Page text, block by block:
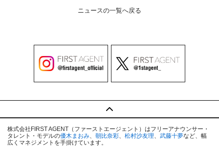
ニュースの一覧へ戻る
株式会社FIRST AGENT（ファーストエージェント）はフリーアナウンサー・
タレント・モデルの優木まおみ、 朝比奈彩、 松村沙友理、 武藤十夢など、幅
広くマネジメントを手掛けています。